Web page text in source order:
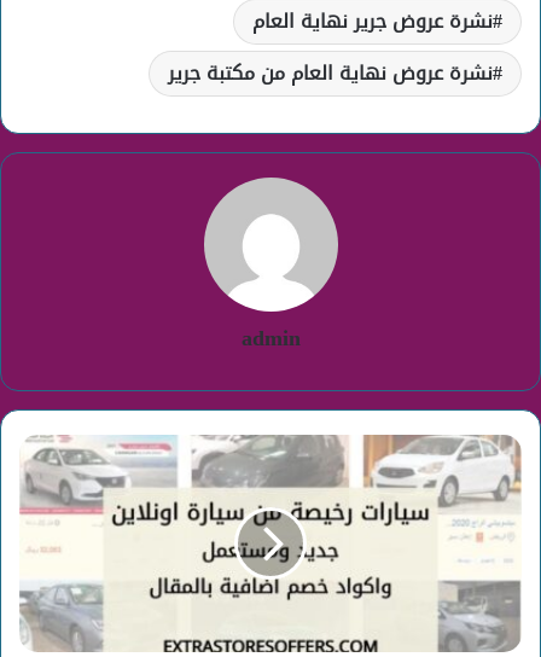
نشرة عروض جرير نهاية العام
نشرة عروض نهاية العام من مكتبة جرير
admin
سيارات
رخيصة
من
سيارة
اونلاين
جديدة
ومستعملة
وللتنازل